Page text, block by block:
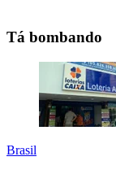
Tá bombando
Brasil